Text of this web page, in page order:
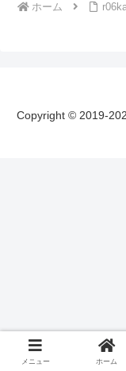
ホーム
Copyright © 2019-
メニュー ホーム